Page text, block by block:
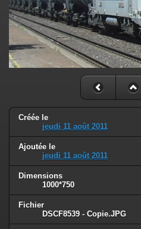
Créée le
jeudi 11 août 2011
Ajoutée le
jeudi 11 août 2011
Dimensions
1000*750
Fichier
DSCF8539 - Copie.JPG